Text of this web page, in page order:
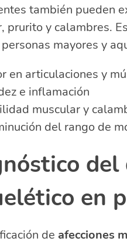
también pueden
prurito y calambres.
mayores y
en articulaciones y
e inflamación
muscular y
del rango de
en
de afecciones